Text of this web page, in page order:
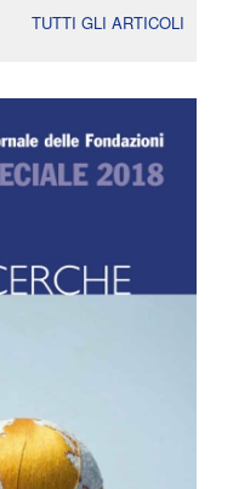
TUTTI GLI ARTICOLI